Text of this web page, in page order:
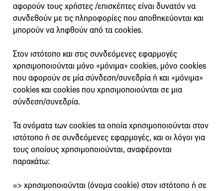
αφορούν τους χρήστες /επισκέπτες είναι δυνατόν να
συνδεθούν με τις πληροφορίες που αποθηκεύονται και
μπορούν να ληφθούν από τα cookies.
Στον ιστότοπο και στις συνδεόμενες εφαρμογές
χρησιμοποιούνται μόνο «μόνιμα» cookies, μόνο cookies
που αφορούν σε μία σύνδεση/συνεδρία ή και «μόνιμα»
cookies και cookies που χρησιμοποιούνται σε μια
σύνδεση/συνεδρία.
Τα ονόματα των cookies τα οποία χρησιμοποιούνται στον
ιστότοπο ή σε συνδεόμενες εφαρμογές, και οι λόγοι για
τους οποίους χρησιμοποιούνται, αναφέρονται
παρακάτω:
=> χρησιμοποιούνται (όνομα cookie) στον ιστότοπο ή σε